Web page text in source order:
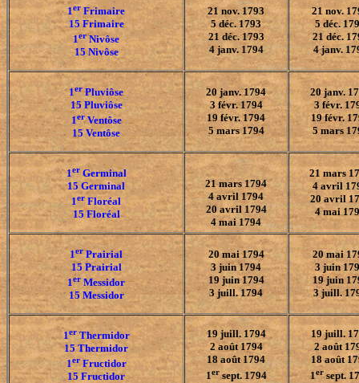
1erFrimaire
15 Frimaire
1erNivôse
15 Nivôse
21 nov. 1793
5 déc. 1793
21 déc. 1793
4 janv. 1794
21 nov.
5 déc.
21 déc.
4 janv.
1erPluviôse
15 Pluviôse
1erVentôse
15 Ventôse
20 janv. 1794
3 févr. 1794
19 févr. 1794
5 mars 1794
20 janv.
3 févr.
19 févr.
5 mars
1erGerminal
15 Germinal
1erFloréal
15 Floréal
21 mars 1794
4 avril 1794
20 avril 1794
4 mai 1794
21 mars
4 avril
20 avril
4 mai
1erPrairial
15 Prairial
1erMessidor
15 Messidor
20 mai 1794
3 juin 1794
19 juin 1794
3 juill. 1794
20 mai
3 juin
19 juin
3 juill.
1erThermidor
15 Thermidor
1erFructidor
15 Fructidor
19 juill. 1794
2 août 1794
18 août 1794
1ersept. 1794
19 juill.
2 août
18 août
1ersept.